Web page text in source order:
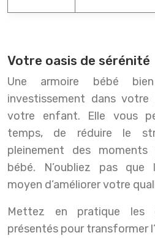
Votre oasis de sérénité
Une armoire bébé
investissement dans
votre enfant. Elle vous
temps, de réduire le
pleinement des
bébé. N’oubliez pas que
moyen d’améliorer votre
Mettez en pratique les
présentés pour transformer